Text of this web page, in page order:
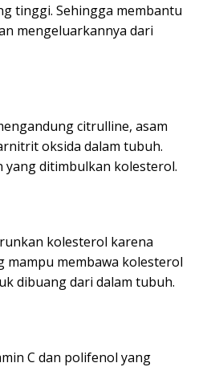
tinggi. Sehingga membantu
mengeluarkannya dari
citrulline, asam
oksida dalam tubuh.
yang ditimbulkan kolesterol.
kolesterol karena
mampu membawa kolesterol
dibuang dari dalam tubuh.
C dan polifenol yang